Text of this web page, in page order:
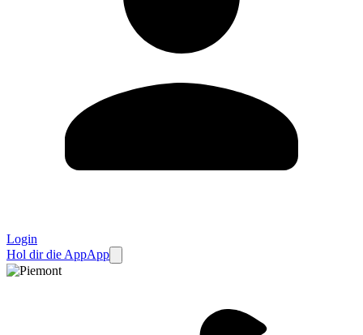
Login
Hol dir die AppApp